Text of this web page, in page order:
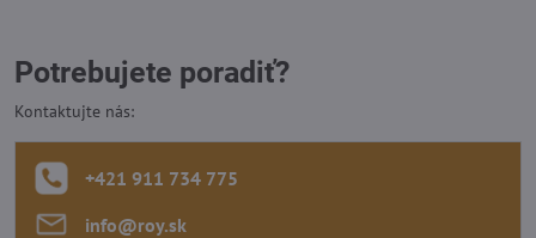
Potrebujete poradiť?
Kontaktujte nás:
+421 911 734 775
info​@roy​.sk